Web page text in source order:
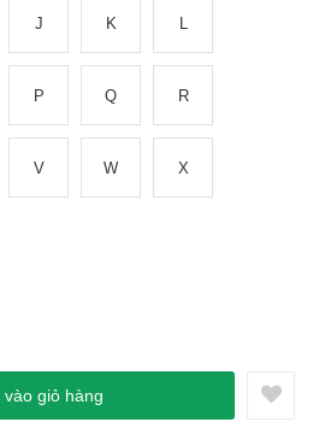
J K L
P Q R
V W X
vào giỏ hàng